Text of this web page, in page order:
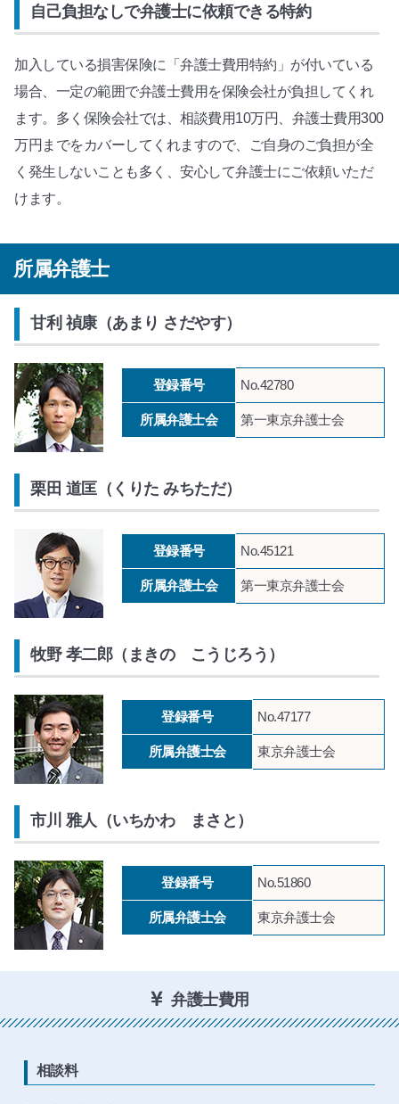
自己負担なしで弁護士に依頼できる特約
加入している損害保険に「弁護士費用特約」が付いている
場合、一定の範囲で弁護士費用を保険会社が負担してくれ
ます。多く保険会社では、相談費用10万円、弁護士費用300
万円までをカバーしてくれますので、ご自身のご負担が全
く発生しないことも多く、安心して弁護士にご依頼いただ
けます。
所属弁護士
甘利 禎康（あまり さだやす）
登録番号 No.42780
所属弁護士会 第一東京弁護士会
栗田 道匡（くりた みちただ）
登録番号 No.45121
所属弁護士会 第一東京弁護士会
牧野 孝二郎（まきの こうじろう）
登録番号 No.47177
所属弁護士会 東京弁護士会
市川 雅人（いちかわ まさと）
登録番号 No.51860
所属弁護士会 東京弁護士会
弁護士費用
相談料